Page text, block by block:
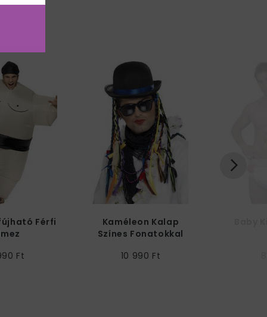
Férfi
Ft
Kaméleon Kalap
Színes Fonatokkal
10 990 Ft